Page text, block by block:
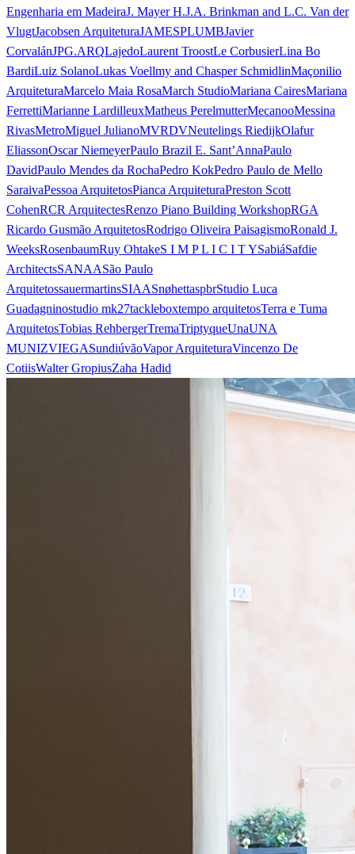
Engenharia em MadeiraJ. Mayer H.J.A. Brinkman and L.C. Van der
VlugtJacobsen ArquiteturaJAMESPLUMBJavier
CorvalánJPG.ARQLajedoLaurent TroostLe CorbusierLina Bo
BardiLuiz SolanoLukas Voellmy and Chasper SchmidlinMaçonilio
ArquiteturaMarcelo Maia RosaMarch StudioMariana CairesMariana
FerrettiMarianne LardilleuxMatheus PerelmutterMecanooMessina
RivasMetroMiguel JulianoMVRDVNeutelings RiedijkOlafur
EliassonOscar NiemeyerPaulo Brazil E. Sant’AnnaPaulo
DavidPaulo Mendes da RochaPedro KokPedro Paulo de Mello
SaraivaPessoa ArquitetosPianca ArquiteturaPreston Scott
CohenRCR ArquitectesRenzo Piano Building WorkshopRGA
Ricardo Gusmão ArquitetosRodrigo Oliveira PaisagismoRonald J.
WeeksRosenbaumRuy OhtakeS I M P L I C I T YSabiáSafdie
ArchitectsSANAASão Paulo
ArquitetossauermartinsSIAASnøhettaspbrStudio Luca
Guadagninostudio mk27tackleboxtempo arquitetosTerra e Tuma
ArquitetosTobias RehbergerTremaTriptyqueUnaUNA
MUNIZVIEGASundiúvãoVapor ArquiteturaVincenzo De
CotiisWalter GropiusZaha Hadid